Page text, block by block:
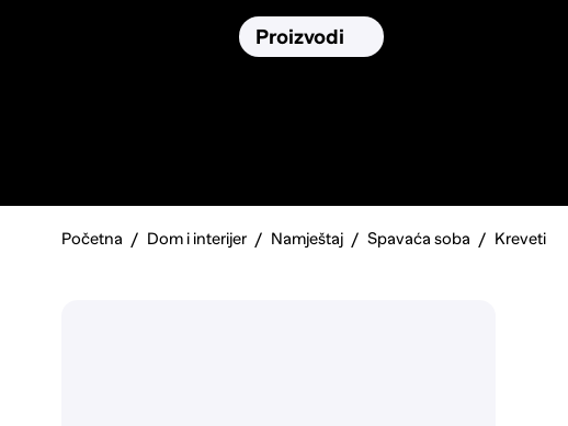
Proizvodi
Početna Dom i interijer Namještaj Spavaća soba Kreveti